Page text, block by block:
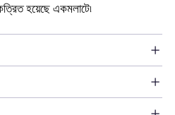
হয়েছে একমলাটে৷